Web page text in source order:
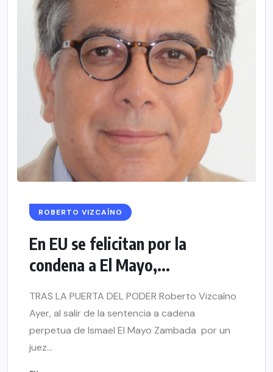
ROBERTO VIZCAÍNO
En EU se felicitan por la
condena a El Mayo,...
TRAS LA PUERTA DEL PODER Roberto Vizcaíno
Ayer, al salir de la sentencia a cadena
perpetua de Ismael El Mayo Zambada por un
juez...